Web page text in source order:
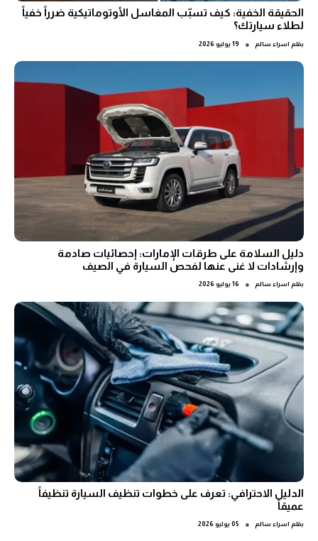
الحقيقة الخفية: كيف تسبّب المغاسل الأوتوماتيكية ضرراً خفياً
لطلاء سيارتك؟
بقلم اسراء سالم ● 19 يوليو 2026
دليل السلامة على طرقات الإمارات: إحصائيات صادمة
وإرشادات لا غنى عنها لفحص السيارة في الصيف
بقلم اسراء سالم ● 16 يوليو 2026
الدليل الاحترافي: تعرف على خطوات تنظيف السيارة تنظيفاً
عميقاً
بقلم اسراء سالم ● 05 يوليو 2026